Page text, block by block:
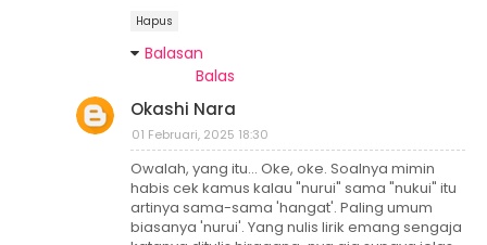
Hapus
Balasan
Balas
Okashi Nara
01 Februari, 2025 18:30
Owalah, yang itu... Oke, oke. Soalnya mimin
habis cek kamus kalau "nurui" sama "nukui" itu
artinya sama-sama 'hangat'. Paling umum
biasanya 'nurui'. Yang nulis lirik emang sengaja